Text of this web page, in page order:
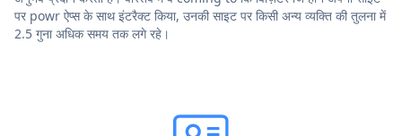
पर powr ऐप्स के साथ इंटरैक्ट किया, उनकी साइट पर किसी अन्य व्यक्ति की तुलना में
2.5 गुना अधिक समय तक लगे रहे।